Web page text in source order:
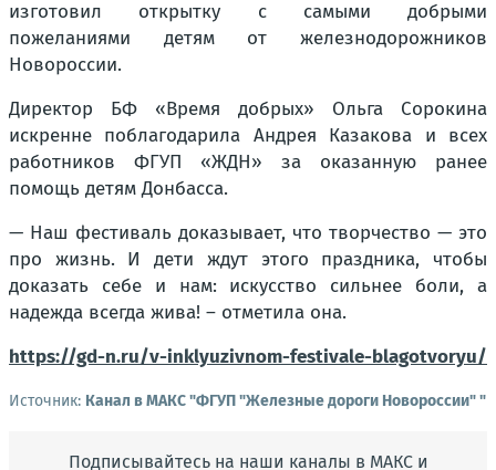
изготовил открытку с самыми добрыми
пожеланиями детям от железнодорожников
Новороссии.
Директор БФ «Время добрых» Ольга Сорокина
искренне поблагодарила Андрея Казакова и всех
работников ФГУП «ЖДН» за оказанную ранее
помощь детям Донбасса.
— Наш фестиваль доказывает, что творчество — это
про жизнь. И дети ждут этого праздника, чтобы
доказать себе и нам: искусство сильнее боли, а
надежда всегда жива! – отметила она.
https://gd-n.ru/v-inklyuzivnom-festivale-blagotvoryu/
Источник: Канал в МАКС "ФГУП "Железные дороги Новороссии" "
Подписывайтесь на наши каналы в МАКС и